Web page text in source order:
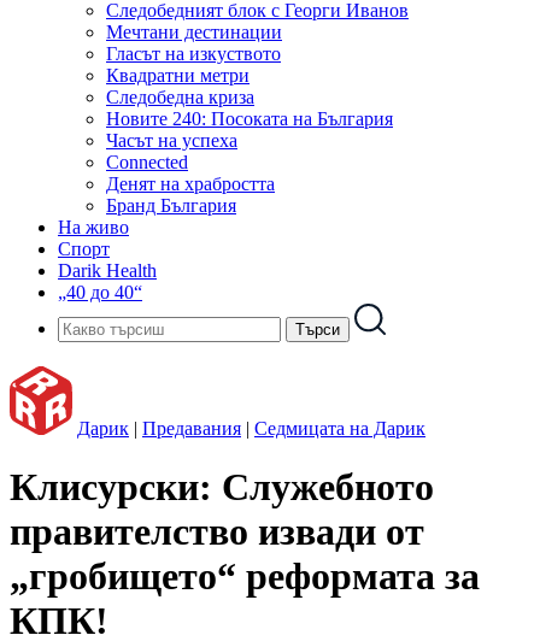
Следобедният блок с Георги Иванов
Мечтани дестинации
Гласът на изкуството
Квадратни метри
Следобедна криза
Новите 240: Посоката на България
Часът на успеха
Connected
Денят на храбростта
Бранд България
На живо
Спорт
Darik Health
„40 до 40“
Дарик | Предавания | Седмицата на Дарик
Клисурски: Служебното
правителство извади от
„гробището“ реформата за
КПК!